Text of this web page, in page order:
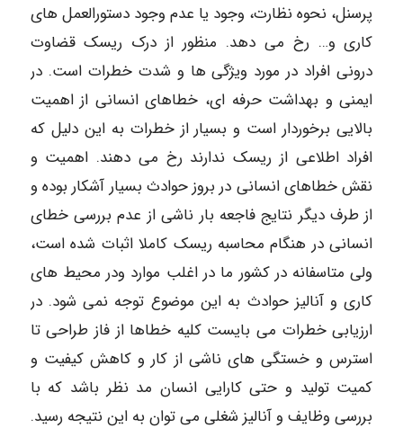
پرسنل، نحوه نظارت، وجود یا عدم وجود دستورالعمل های
کاری و… رخ می دهد. منظور از درک ریسک قضاوت
درونی افراد در مورد ویژگی ها و شدت خطرات است. در
ایمنی و بهداشت حرفه ای، خطاهای انسانی از اهمیت
بالایی برخوردار است و بسیار از خطرات به این دلیل که
افراد اطلاعی از ریسک ندارند رخ می دهند. اهمیت و
نقش خطاهای انسانی در بروز حوادث بسیار آشکار بوده و
از طرف دیگر نتایج فاجعه بار ناشی از عدم بررسی خطای
انسانی در هنگام محاسبه ریسک کاملا اثبات شده است،
ولی متاسفانه در کشور ما در اغلب موارد ودر محیط های
کاری و آنالیز حوادث به این موضوع توجه نمی شود. در
ارزیابی خطرات می بایست کلیه خطاها از فاز طراحی تا
استرس و خستگی های ناشی از کار و کاهش کیفیت و
کمیت تولید و حتی کارایی انسان مد نظر باشد که با
بررسی وظایف و آنالیز شغلی می توان به این نتیجه رسید.